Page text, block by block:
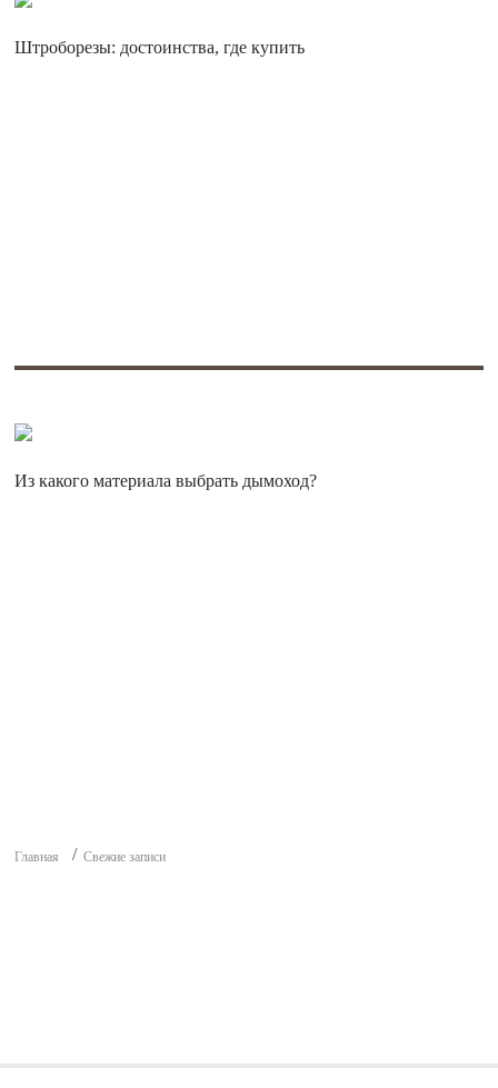
Штроборезы: достоинства, где купить
Из какого материала выбрать дымоход?
Главная Свежие записи